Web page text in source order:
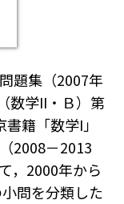
題集（2007年
数学II・Ｂ）第
籍「数学I」
2008－2013
，2000年から
問を分類した